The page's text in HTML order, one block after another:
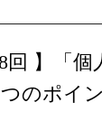
】
「
つのポイ